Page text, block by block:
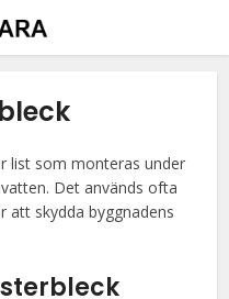
list som monteras under
Det används ofta
att skydda byggnadens